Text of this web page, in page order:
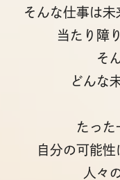
そんな仕事は
当たり障
そ
どんな
たった
自分の可能
人々